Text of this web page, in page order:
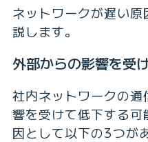
ネットワークが遅い
説します。
外部からの影響を受
社内ネットワークの
響を受けて低下する
因として以下の3つが